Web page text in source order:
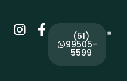
(51)
99505-
5599